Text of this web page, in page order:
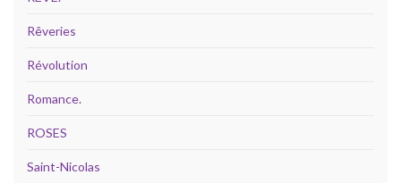
Rêveries
Révolution
Romance.
ROSES
Saint-Nicolas